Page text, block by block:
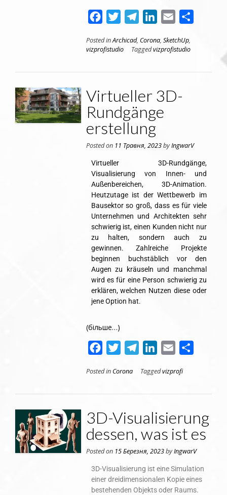
FacebookTwitterTelegramLinkedIn
Email
Posted inArchicad, Corona, SketchUp,
vizprofistudio
Taggedvizprofistudio
Virtueller 3D-
Rundgänge
erstellung
Posted on 11 Травня, 2023byIngwarV
Virtueller 3D-Rundgänge,
Visualisierung von Innen- und
Außenbereichen, 3D-Animation.
Heutzutage ist der Wettbewerb im
Bausektor so groß, dass es für viele
Unternehmen und Architekten sehr
schwierig ist, einen Kunden nicht nur
zu halten, sondern auch zu
gewinnen. Zahlreiche Projekte
beginnen buchstäblich vor den
Augen zu kräuseln und manchmal
wird es für eine Person schwierig zu
erklären, welchen Nutzen diese oder
jene Option hat.
(більше…)
FacebookTwitterTelegramLinkedIn
Email
Posted in Corona Taggedvizprofi
3D-Visualisierung
dessen, was ist es
Posted on 15 Березня, 2023byIngwarV
3D-Visualisierung ist eine Simulation
einer dreidimensionalen Kopie eines
bestehenden Objekts oder Raums.